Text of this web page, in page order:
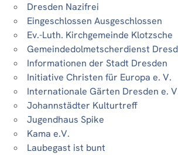
Dresden Nazifrei
Eingeschlossen Ausgeschlossen
Ev.-Luth. Kirchgemeinde Klotzsche
Gemeindedolmetscherdienst
Informationen der Stadt Dresden
Initiative Christen für Europa e. V.
Internationale Gärten Dresden e.
Johannstädter Kulturtreff
Jugendhaus Spike
Kama e.V.
Laubegast ist bunt